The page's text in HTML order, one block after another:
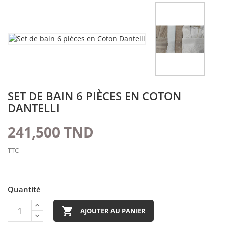
SET DE BAIN 6 PIÈCES EN COTON
DANTELLI
241,500 TND
TTC
Quantité
 AJOUTER AU PANIER